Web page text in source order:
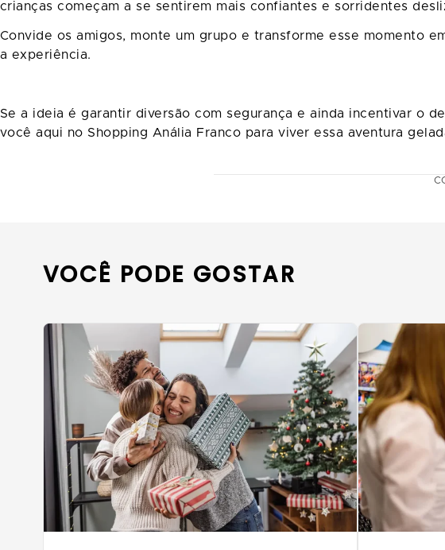
crianças começam a se sentirem mais confiantes e sorridentes
Convide os amigos, monte um grupo e transforme esse momento
a experiência.
Se a ideia é garantir diversão com segurança e ainda incentivar o
você aqui no Shopping Anália Franco para viver essa aventura
VOCÊ PODE GOSTAR